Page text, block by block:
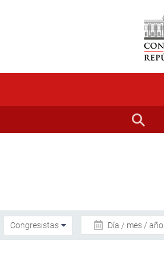
Día / mes / año